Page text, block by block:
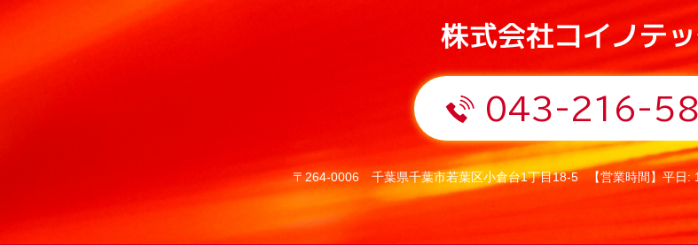
043-216-
〒264-0006 千葉県千葉市若葉区小倉台1丁目18-5 【営業時間】平日